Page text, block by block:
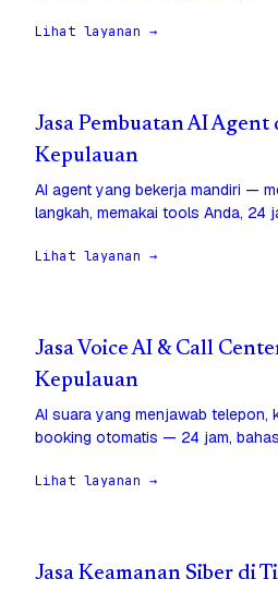
Lihat layanan →
Jasa Pembuatan AI Agent
Kepulauan
AI agent yang bekerja mandiri —
langkah, memakai tools Anda, 24
Lihat layanan →
Jasa Voice AI & Call
Kepulauan
AI suara yang menjawab telepon,
booking otomatis — 24 jam,
Lihat layanan →
Jasa Keamanan Siber di